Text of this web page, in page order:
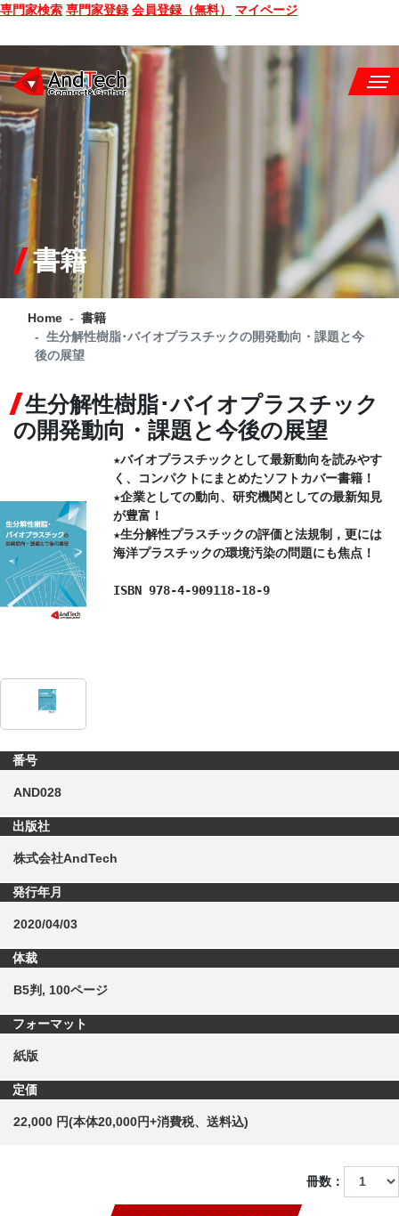
専門家検索 専門家登録 会員登録（無料） マイページ
SEMINAR
BOOK
CONSULTING
SERVICE
COMPANY
Q&A
SITE MAP
CONTACT
書籍
Home
書籍
生分解性樹脂･バイオプラスチックの開発動向・課題と今
後の展望
生分解性樹脂･バイオプラスチック
の開発動向・課題と今後の展望
★バイオプラスチックとして最新動向を読みやす
く、コンパクトにまとめたソフトカバー書籍！
★企業としての動向、研究機関としての最新知見
が豊富！
★生分解性プラスチックの評価と法規制，更には
海洋プラスチックの環境汚染の問題にも焦点！
ISBN 978-4-909118-18-9
番号
AND028
出版社
株式会社AndTech
発行年月
2020/04/03
体裁
B5判, 100ページ
フォーマット
紙版
定価
22,000 円(本体20,000円+消費税、送料込)
冊数：